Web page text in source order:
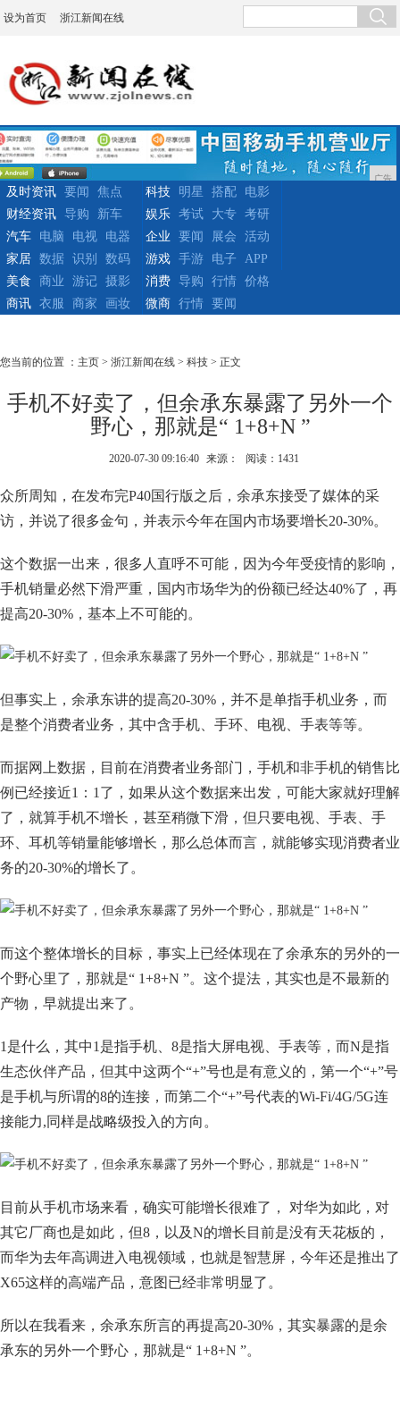
设为首页 浙江新闻在线
广告
及时资讯 要闻
焦点
财经资讯
导购 新车
科技 明星 搭配
电影
娱乐
考试 大专
考研
汽车
电脑 电视
电器
家居
数据 识别 数码
企业 要闻 展会
活动
游戏
手游 电子
APP
美食
商业 游记
摄影
商讯
衣服 商家 画妆
消费 导购 行情
价格
微商
行情 要闻
您当前的位置 ： 主页 > 浙江新闻在线 > 科技 > 正文
手机不好卖了，但余承东暴露了另外一个
野心，那就是“ 1+8+N ”
2020-07-30 09:16:40 来源： 阅读：1431
众所周知，在发布完P40国行版之后，余承东接受了媒体的采
访，并说了很多金句，并表示今年在国内市场要增长20-30%。
这个数据一出来，很多人直呼不可能，因为今年受疫情的影响，
手机销量必然下滑严重，国内市场华为的份额已经达40%了，再
提高20-30%，基本上不可能的。
但事实上，余承东讲的提高20-30%，并不是单指手机业务，而
是整个消费者业务，其中含手机、手环、电视、手表等等。
而据网上数据，目前在消费者业务部门，手机和非手机的销售比
例已经接近1：1了，如果从这个数据来出发，可能大家就好理解
了，就算手机不增长，甚至稍微下滑，但只要电视、手表、手
环、耳机等销量能够增长，那么总体而言，就能够实现消费者业
务的20-30%的增长了。
而这个整体增长的目标，事实上已经体现在了余承东的另外的一
个野心里了，那就是“ 1+8+N ”。这个提法，其实也是不最新的
产物，早就提出来了。
1是什么，其中1是指手机、8是指大屏电视、手表等，而N是指
生态伙伴产品，但其中这两个“+”号也是有意义的，第一个“+”号
是手机与所谓的8的连接，而第二个“+”号代表的Wi-Fi/4G/5G连
接能力,同样是战略级投入的方向。
目前从手机市场来看，确实可能增长很难了， 对华为如此，对
其它厂商也是如此，但8，以及N的增长目前是没有天花板的，
而华为去年高调进入电视领域，也就是智慧屏，今年还是推出了
X65这样的高端产品，意图已经非常明显了。
所以在我看来，余承东所言的再提高20-30%，其实暴露的是余
承东的另外一个野心，那就是“ 1+8+N ”。